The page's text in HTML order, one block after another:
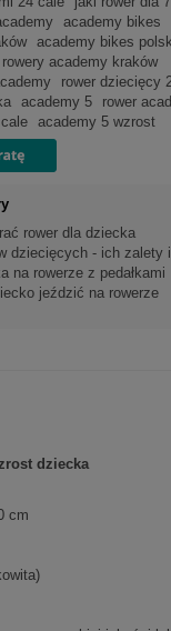
academy bikes
academy bikes
rowery academy kraków
rower dziecięcy
academy 5
rower
academy 5 wzrost
rower dla dziecka
dziecięcych - ich zalety
na rowerze z pedałkami
jeździć na rowerze
dziecka
cm